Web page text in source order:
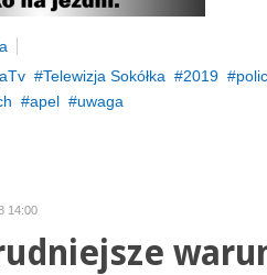
Telewizja Sokółka 2019
apel
uwaga
14:00